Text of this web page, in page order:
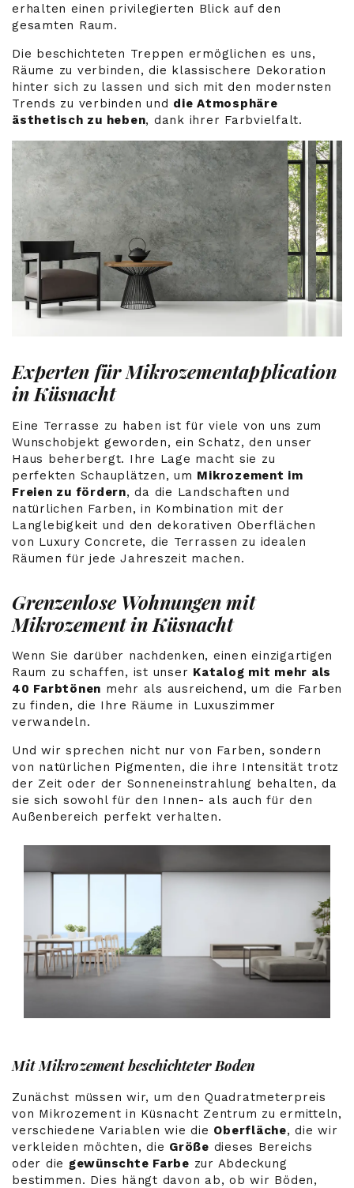
erhalten einen privilegierten Blick auf den
gesamten Raum.
Die beschichteten Treppen ermöglichen es uns,
Räume zu verbinden, die klassischere Dekoration
hinter sich zu lassen und sich mit den modernsten
Trends zu verbinden und die Atmosphäre
ästhetisch zu heben, dank ihrer Farbvielfalt.
Experten für Mikrozementapplication
in Küsnacht
Eine Terrasse zu haben ist für viele von uns zum
Wunschobjekt geworden, ein Schatz, den unser
Haus beherbergt. Ihre Lage macht sie zu
perfekten Schauplätzen, um Mikrozement im
Freien zu fördern, da die Landschaften und
natürlichen Farben, in Kombination mit der
Langlebigkeit und den dekorativen Oberflächen
von Luxury Concrete, die Terrassen zu idealen
Räumen für jede Jahreszeit machen.
Grenzenlose Wohnungen mit
Mikrozement in Küsnacht
Wenn Sie darüber nachdenken, einen einzigartigen
Raum zu schaffen, ist unser Katalog mit mehr als
40 Farbtönen mehr als ausreichend, um die Farben
zu finden, die Ihre Räume in Luxuszimmer
verwandeln.
Und wir sprechen nicht nur von Farben, sondern
von natürlichen Pigmenten, die ihre Intensität trotz
der Zeit oder der Sonneneinstrahlung behalten, da
sie sich sowohl für den Innen- als auch für den
Außenbereich perfekt verhalten.
Mit Mikrozement beschichteter Boden
Zunächst müssen wir, um den Quadratmeterpreis
von Mikrozement in Küsnacht Zentrum zu ermitteln,
verschiedene Variablen wie die Oberfläche, die wir
verkleiden möchten, die Größe dieses Bereichs
oder die gewünschte Farbe zur Abdeckung
bestimmen. Dies hängt davon ab, ob wir Böden,